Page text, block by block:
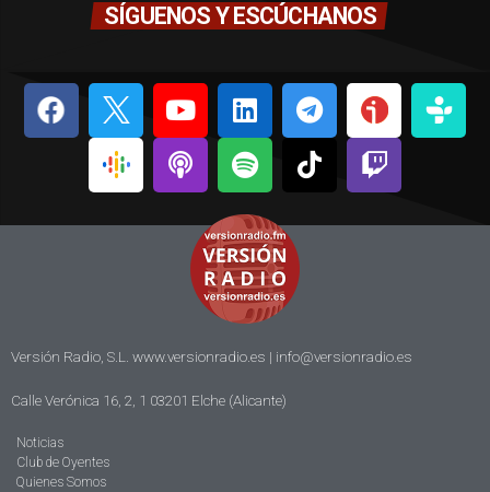
SÍGUENOS Y ESCÚCHANOS
Versión Radio, S.L. www.versionradio.es | info@versionradio.es
Calle Verónica 16, 2, 1 03201 Elche (Alicante)
Noticias
Club de Oyentes
Quienes Somos